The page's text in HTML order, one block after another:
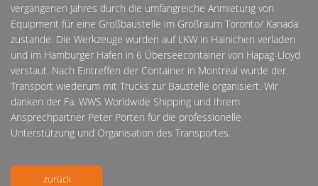
vergangenen Jahres durch die umfangreiche Anmietung von
Equipment für eine Großbaustelle im Großraum Toronto/ Kanada
zustande. Die Werkzeuge wurden auf LKW in Hainichen verladen
und im Hamburger Hafen in 6 Überseecontainer von Hapag-Lloyd
verstaut. Nach Eintreffen der Container in Montreal wurde der
Transport wiederum mit Trucks zur Baustelle organisiert. Wir
danken der Fa. WWS Worldwide Shipping und Ihrem
Ansprechpartner Peter Porten für die professionelle
Unterstützung und Organisation des Transportes.
zurück